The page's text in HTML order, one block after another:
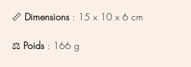
📏 Dimensions : 15 x 10 x 6 cm
⚖ Poids : 166 g